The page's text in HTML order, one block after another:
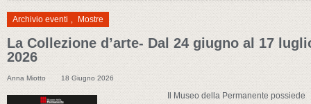
Archivio eventi , Mostre
La Collezione d’arte- Dal 24 giugno al 17
2026
Anna Miotto 18 Giugno 2026
Il Museo della Permanente possiede